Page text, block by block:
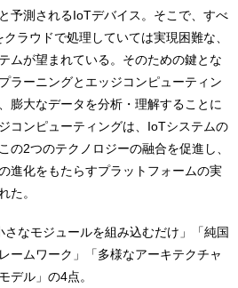
予測されるIoTデバイス。そこで、すべ
ラウドで処理していては実現困難な、
ムが望まれている。そのための鍵とな
ラーニングとエッジコンピューティン
膨大なデータを分析・理解することに
コンピューティングは、IoTシステムの
の2つのテクノロジーの融合を促進し、
進化をもたらすプラットフォームの実
た。
さなモジュールを組み込むだけ」「純国
ームワーク」「多様なアーキテクチャ
デル」の4点。